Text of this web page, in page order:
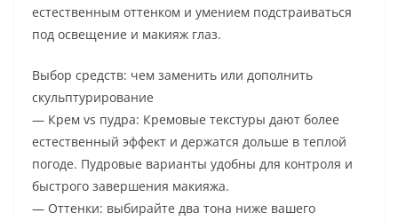
естественным оттенком и умением подстраиваться
под освещение и макияж глаз.
Выбор средств: чем заменить или дополнить
скульптурирование
— Крем vs пудра: Кремовые текстуры дают более
естественный эффект и держатся дольше в теплой
погоде. Пудровые варианты удобны для контроля и
быстрого завершения макияжа.
— Оттенки: выбирайте два тона ниже вашего